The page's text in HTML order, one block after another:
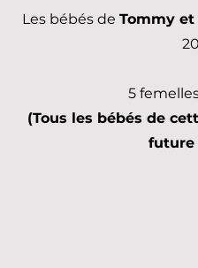
Les bébés de Tommy et
5
(Tous les bébés de
future